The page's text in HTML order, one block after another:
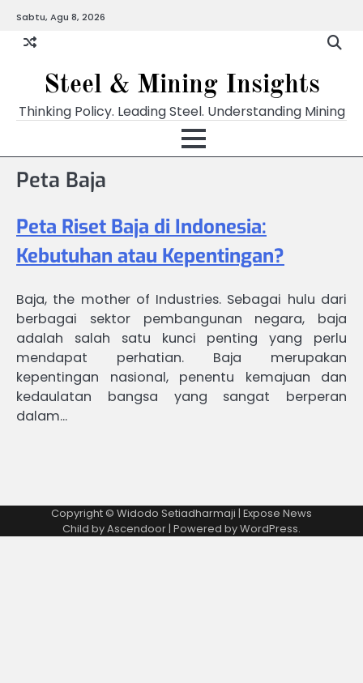
content
Sabtu, Agu 8, 2026
Steel & Mining Insights
Thinking Policy. Leading Steel. Understanding Mining
Peta Baja
Peta Riset Baja di Indonesia:
Kebutuhan atau Kepentingan?
Baja, the mother of Industries. Sebagai hulu dari
berbagai sektor pembangunan negara, baja
adalah salah satu kunci penting yang perlu
mendapat perhatian. Baja merupakan
kepentingan nasional, penentu kemajuan dan
kedaulatan bangsa yang sangat berperan
dalam…
Copyright © Widodo Setiadharmaji | Expose News
Child byAscendoor| Powered byWordPress.